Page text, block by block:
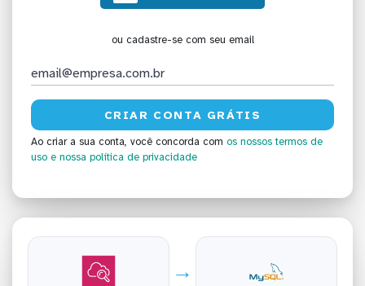
ou cadastre-se com seu email
Ao criar a sua conta, você concorda com os nossos termos de
uso e nossa política de privacidade
→